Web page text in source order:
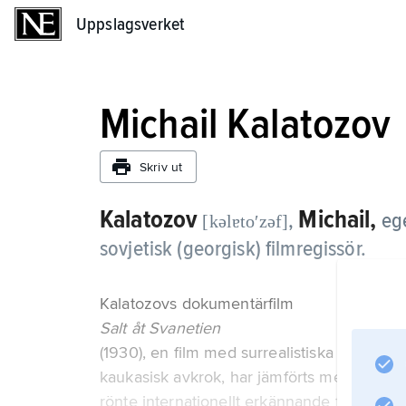
Uppslagsverket
Michail Kalatozov
Skriv ut
Kalatozov [kəlɐtoʹzəf], Michail,
sovjetisk (georgisk) filmregissör.
Kalatozovs dokumentärfilm
Salt åt Svanetien
(1930), en film med surrealistiska
kaukasisk avkrok, har jämförts med Luis
rönte internationellt erkännande för